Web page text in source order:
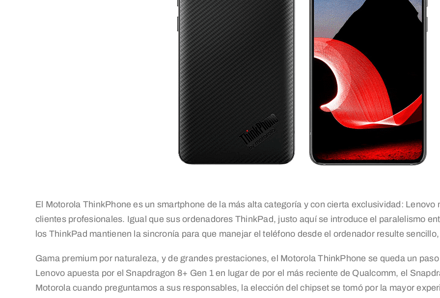
El Motorola ThinkPhone es un smartphone de la más alta categoría y con cierta exclusividad:
clientes profesionales. Igual que sus ordenadores ThinkPad, justo aquí se introduce el paralelismo
los ThinkPad mantienen la sincronía para que manejar el teléfono desde el ordenador resulte
Gama premium por naturaleza, y de grandes prestaciones, el Motorola ThinkPhone se queda un
Lenovo apuesta por el Snapdragon 8+ Gen 1 en lugar de por el más reciente de Qualcomm, el
Motorola cuando preguntamos a sus responsables, la elección del chipset se tomó por la mayor